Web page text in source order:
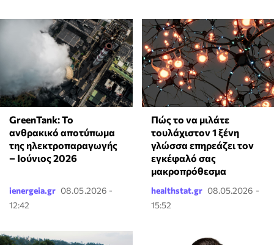
GreenTank: Το
ανθρακικό αποτύπωμα
της ηλεκτροπαραγωγής
– Ιούνιος 2026
ienergeia.gr 08.05.2026 -
12:42
⁠Πώς το να μιλάτε
τουλάχιστον 1 ξένη
γλώσσα επηρεάζει τον
εγκέφαλό σας
μακροπρόθεσμα
healthstat.gr 08.05.2026 -
15:52